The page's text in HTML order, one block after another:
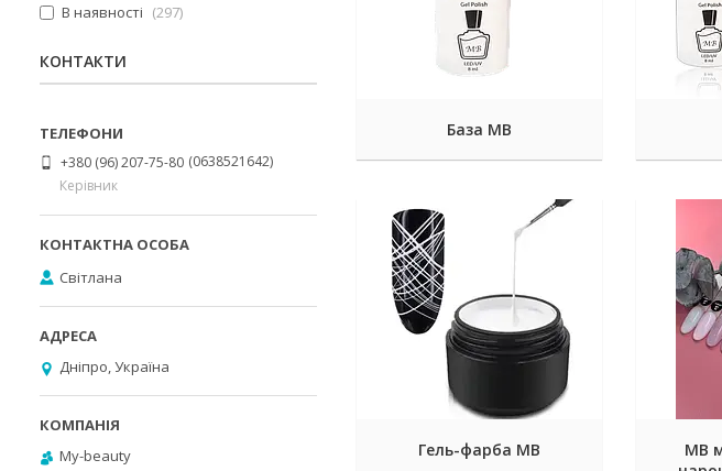
База МВ
Гель-фарба MB
МВ
В наявності
297
КОНТАКТИ
+380 (96) 207-75-80 0638521642
Керівник
Світлана
Дніпро, Україна
My-beauty